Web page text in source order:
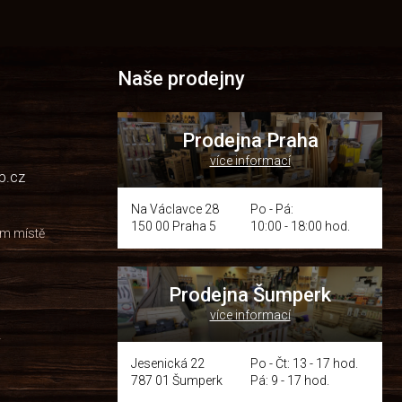
místě
Naše prodejny
Prodejna Praha
více informací
Na Václavce 28
150 00 Praha 5
Po - Pá:
10:00 - 18:00 hod.
Prodejna Šumperk
více informací
Jesenická 22
787 01 Šumperk
Po - Čt: 13 - 17 hod.
Pá: 9 - 17 hod.